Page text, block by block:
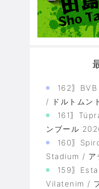
162〗
/ ドルトムン
161〗
ンブール
160〗
Stadium / ア
159〗
Vilatenim /